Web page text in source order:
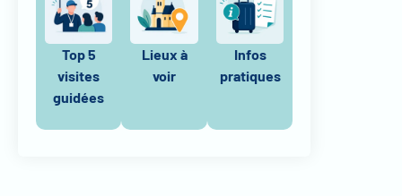
Top 5
visites
guidées
Lieux à
voir
Infos
pratiques